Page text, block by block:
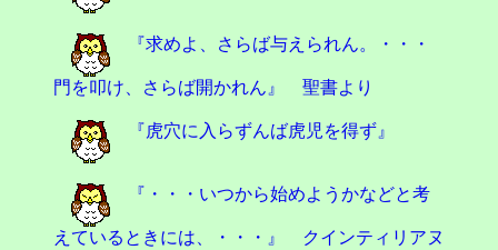
『求めよ、さらば与えられん。・・・
門を叩け、さらば開かれん』 聖書より
『虎穴に入らずんば虎児を得ず』
『・・・いつから始めようかなどと考
えているときには、・・・』 クインティリアヌ